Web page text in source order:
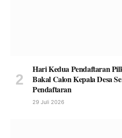
Hari Kedua Pendaftaran
Bakal Calon Kepala Desa
Pendaftaran
29 Juli 2026